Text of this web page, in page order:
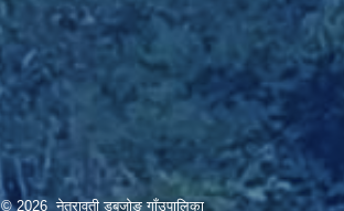
© 2026 नेत्रावती डबजोङ गाँउपालिका